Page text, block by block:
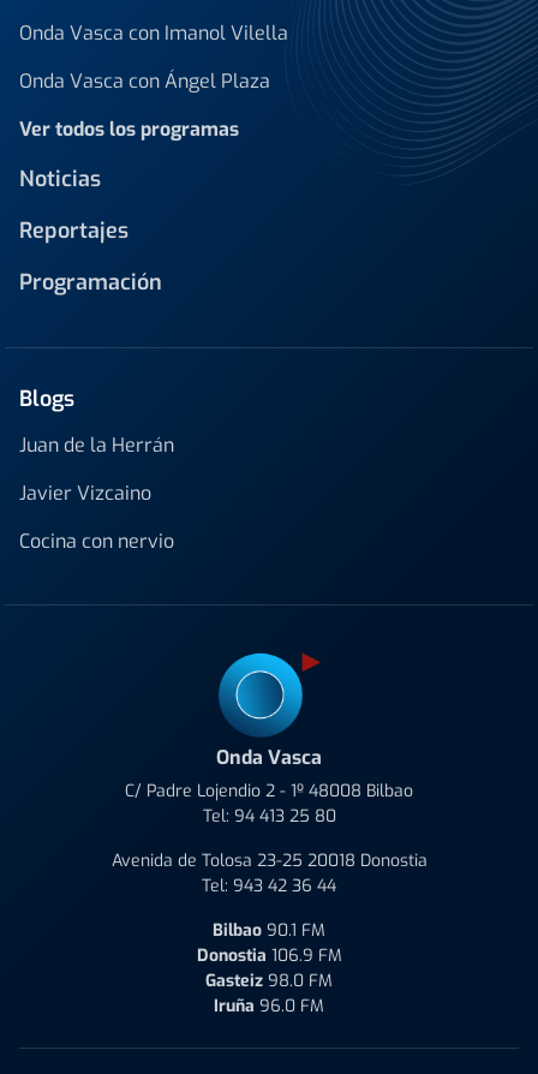
Onda Vasca con Imanol Vilella
Onda Vasca con Ángel Plaza
Ver todos los programas
Noticias
Reportajes
Programación
Blogs
Juan de la Herrán
Javier Vizcaino
Cocina con nervio
Onda Vasca
C/ Padre Lojendio 2 - 1º 48008 Bilbao
Tel: 94 413 25 80
Avenida de Tolosa 23-25 20018 Donostia
Tel: 943 42 36 44
Bilbao 90.1 FM
Donostia 106.9 FM
Gasteiz 98.0 FM
Iruña 96.0 FM